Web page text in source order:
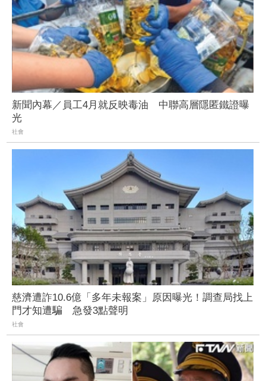
新聞內幕／員工4月就反映毒油 中聯高層隱匿鐵證曝
光
社會
慈濟遭詐10.6億「多年未報案」原因曝光！調查局找上
門才知遭騙 急發3點聲明
社會